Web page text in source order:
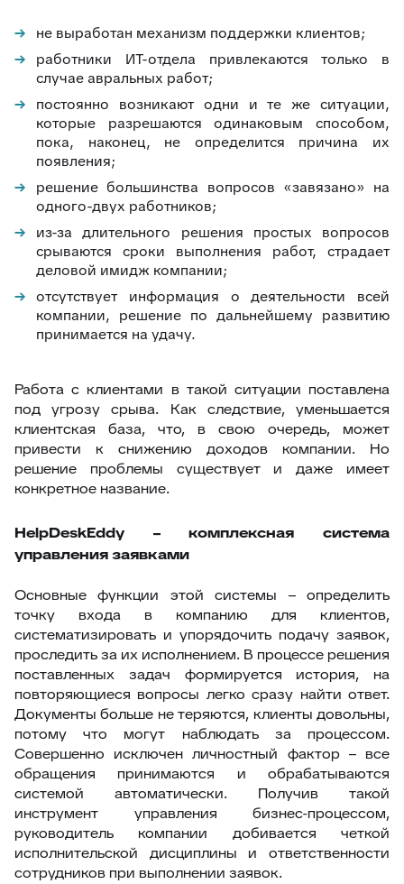
не выработан механизм поддержки клиентов;
работники ИТ-отдела привлекаются только в
случае авральных работ;
постоянно возникают одни и те же ситуации,
которые разрешаются одинаковым способом,
пока, наконец, не определится причина их
появления;
решение большинства вопросов «завязано» на
одного-двух работников;
из-за длительного решения простых вопросов
срываются сроки выполнения работ, страдает
деловой имидж компании;
отсутствует информация о деятельности всей
компании, решение по дальнейшему развитию
принимается на удачу.
Работа с клиентами в такой ситуации поставлена
под угрозу срыва. Как следствие, уменьшается
клиентская база, что, в свою очередь, может
привести к снижению доходов компании. Но
решение проблемы существует и даже имеет
конкретное название.
HelpDeskEddy – комплексная система
управления заявками
Основные функции этой системы – определить
точку входа в компанию для клиентов,
систематизировать и упорядочить подачу заявок,
проследить за их исполнением. В процессе решения
поставленных задач формируется история, на
повторяющиеся вопросы легко сразу найти ответ.
Документы больше не теряются, клиенты довольны,
потому что могут наблюдать за процессом.
Совершенно исключен личностный фактор – все
обращения принимаются и обрабатываются
системой автоматически. Получив такой
инструмент управления бизнес-процессом,
руководитель компании добивается четкой
исполнительской дисциплины и ответственности
сотрудников при выполнении заявок.